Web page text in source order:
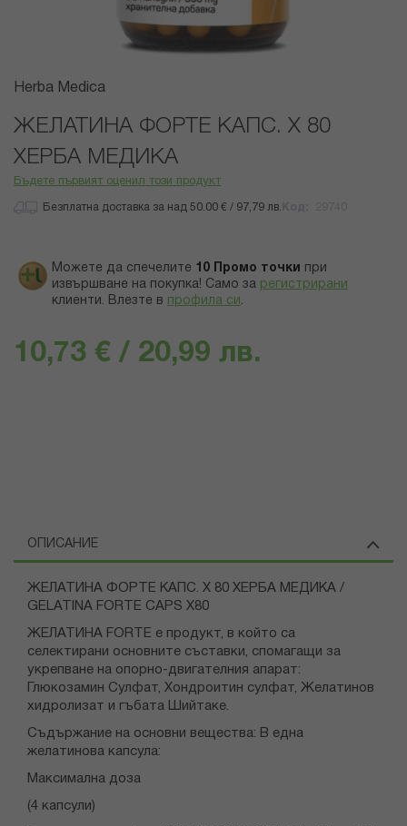
Преминете
началото
галерия
със
Herba Medica
ЖЕЛАТИНА ФОРТЕ КАПС. Х 80
ХЕРБА МЕДИКА
Бъдете първият оценил този продукт
Безплатна доставка за над 50.00 € / 97,79 лв.
Можете да спечелите 10 Промо точки
при
извършване на покупка! Само за регистрирани
клиенти. Влезте в профила си .
10,73 € / 20,99 лв.
ОПИСАНИЕ
ЖЕЛАТИНА ФОРТЕ КАПС. Х 80 ХЕРБА МЕДИКА /
GELATINA FORTE CAPS X80
ЖЕЛАТИНА FORTE е продукт, в който са
селектирани основните съставки, спомагащи за
укрепване на опорно-двигателния апарат:
Глюкозамин Сулфат, Хондроитин сулфат, Желатинов
хидролизат и гъбата Шийтаке.
Съдържание на основни вещества: В една
желатинова капсула:
Максимална доза
(4 капсули)